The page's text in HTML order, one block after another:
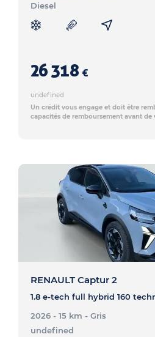
Diesel
26 318 €
undefined
Un crédit vous engage et doit être
capacités de remboursement avant de
RENAULT Captur 2
2026 - 15 km - Gris
undefined